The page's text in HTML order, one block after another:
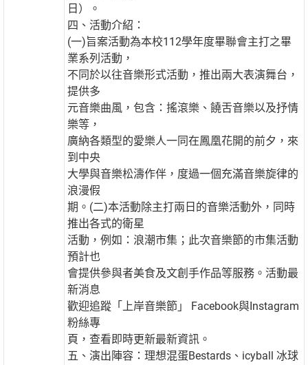
日）。
四、活動介紹：
(一)旨案活動為本校112學年度畢聯會主打之畢
業系列活動，
不同於以往音樂形式活動，推出兩大表演舞台，
提供多
元音樂曲風，包含：搖滾樂、饒舌音樂以及抒情
樂等，
廣納各類型的愛樂人一同在鳳凰花開的前夕，來
到中央
大學與音樂松濤作伴，度過一個充滿音樂旋律的
浪漫假
期。(二)本活動除主打兩日的音樂活動外，同時
推出各式的衛星
活動，例如：浪潮市集；此次音樂節的市集活動
預計也
會提供參與者美食及文創手作品等服務。活動最
新消息
歡迎追蹤「上岸音樂節」 Facebook與Instagram
粉絲專
頁，查看即時更新最新資訊。
五、演出陣容：理想混蛋Bestards、icyball 冰球